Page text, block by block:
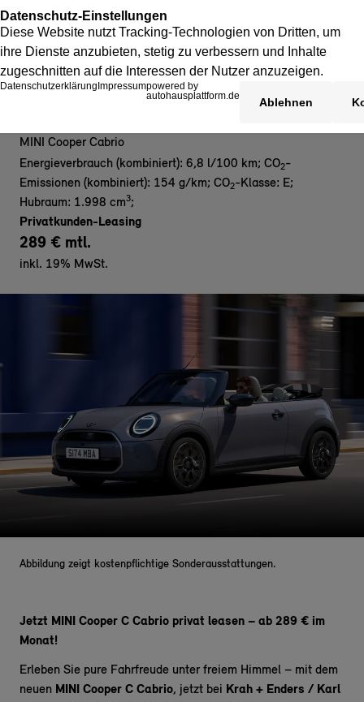
MINI Cooper Cabrio
Energieverbrauch (kombiniert): 6,8 l/100 km; CO2-
Emissionen (kombiniert): 154 g/km; CO2-Klasse: E;
Hubraum: 1.998 cm3;
Privatkunden-Leasing
289 € mtl.
inkl. 19% MwSt.
Abbildung zeigt kostenpflichtige Sonderausstattungen.
Jetzt MINI Cooper C Cabrio privat leasen – ab 289 € im
Monat!
Erleben Sie pure Fahrfreude unter freiem Himmel – mit dem
neuen MINI Cooper C Cabrio, jetzt bei Krah + Enders / Karl